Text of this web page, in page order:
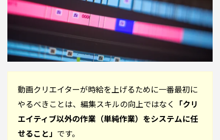
動画クリエイターが時給を上げるために一番最初に
やるべきことは、編集スキルの向上ではなく
「クリ
エイティブ以外の作業（単純作業）をシステムに任
せること」 です。